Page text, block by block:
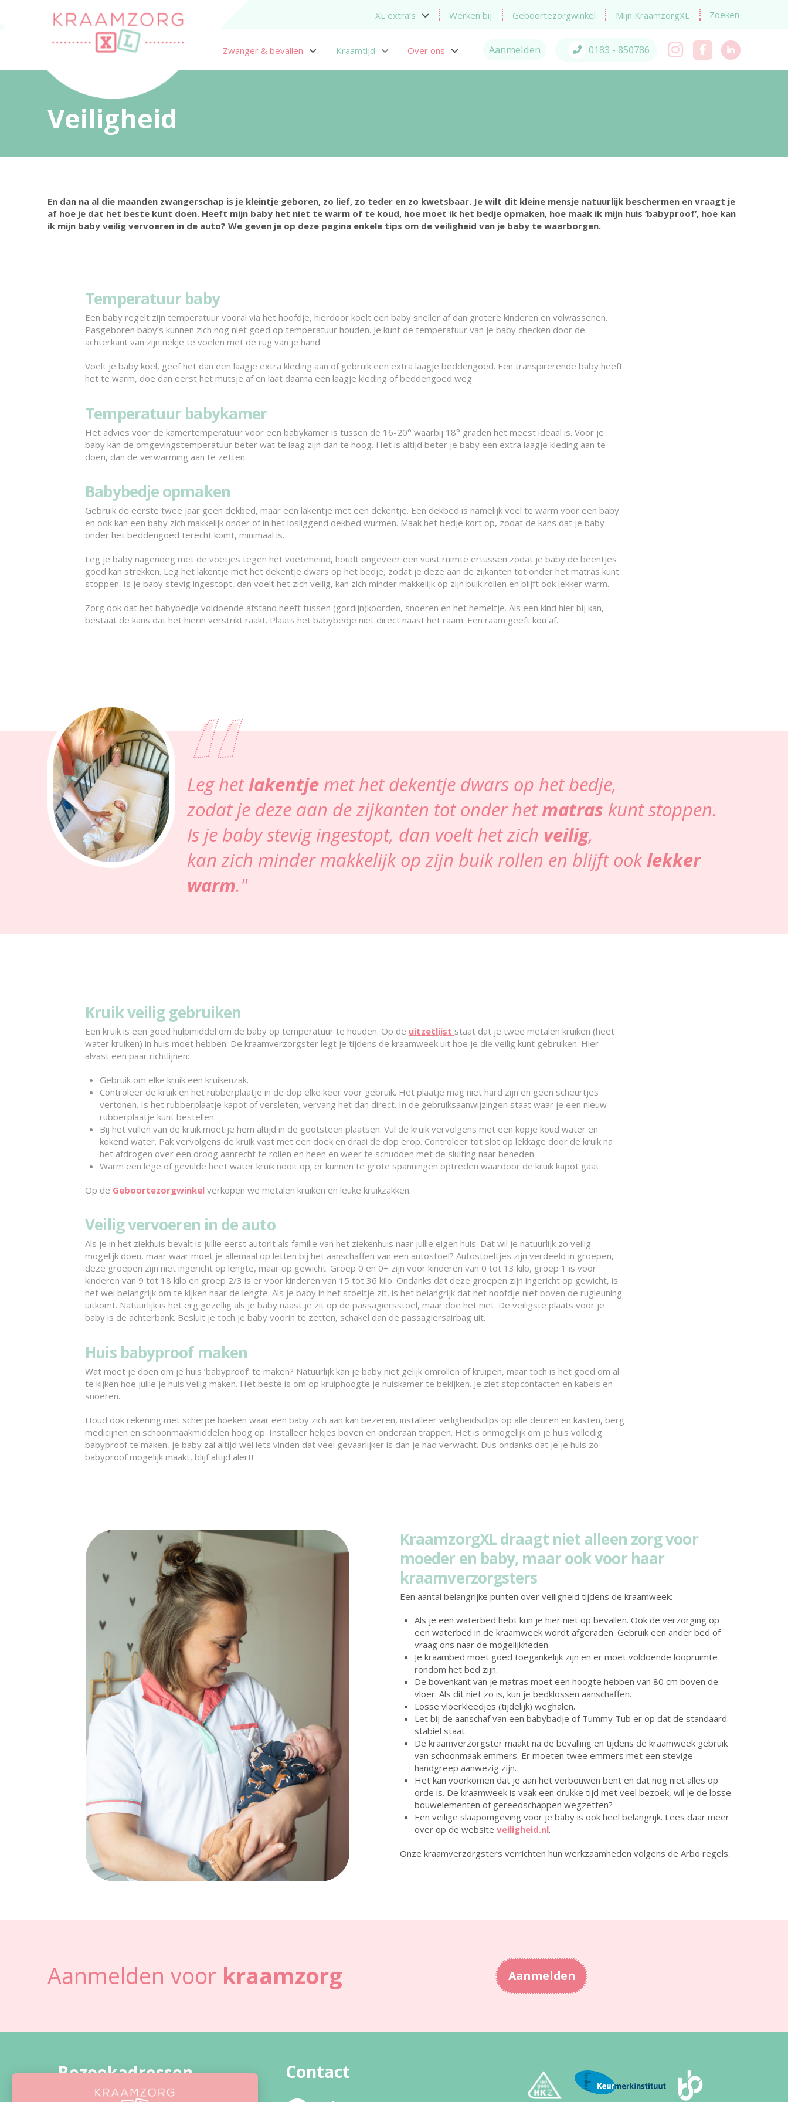
XL extra’s Werken bij Geboortezorgwinkel Mijn KraamzorgXL Zoeken
Zwanger & bevallen Kraamtijd Over ons Aanmelden 0183 - 850786
Veiligheid
En dan na al die maanden zwangerschap is je kleintje geboren, zo lief, zo teder en zo kwetsbaar. Je wilt dit kleine mensje natuurlijk beschermen en vraagt je
af hoe je dat het beste kunt doen. Heeft mijn baby het niet te warm of te koud, hoe moet ik het bedje opmaken, hoe maak ik mijn huis ‘babyproof’, hoe kan
ik mijn baby veilig vervoeren in de auto? We geven je op deze pagina enkele tips om de veiligheid van je baby te waarborgen.
Temperatuur baby
Een baby regelt zijn temperatuur vooral via het hoofdje, hierdoor koelt een baby sneller af dan grotere kinderen en volwassenen.
Pasgeboren baby’s kunnen zich nog niet goed op temperatuur houden. Je kunt de temperatuur van je baby checken door de
achterkant van zijn nekje te voelen met de rug van je hand.
Voelt je baby koel, geef het dan een laagje extra kleding aan of gebruik een extra laagje beddengoed. Een transpirerende baby heeft
het te warm, doe dan eerst het mutsje af en laat daarna een laagje kleding of beddengoed weg.
Temperatuur babykamer
Het advies voor de kamertemperatuur voor een babykamer is tussen de 16-20° waarbij 18° graden het meest ideaal is. Voor je
baby kan de omgevingstemperatuur beter wat te laag zijn dan te hoog. Het is altijd beter je baby een extra laagje kleding aan te
doen, dan de verwarming aan te zetten.
Babybedje opmaken
Gebruik de eerste twee jaar geen dekbed, maar een lakentje met een dekentje. Een dekbed is namelijk veel te warm voor een baby
en ook kan een baby zich makkelijk onder of in het losliggend dekbed wurmen. Maak het bedje kort op, zodat de kans dat je baby
onder het beddengoed terecht komt, minimaal is.
Leg je baby nagenoeg met de voetjes tegen het voeteneind, houdt ongeveer een vuist ruimte ertussen zodat je baby de beentjes
goed kan strekken. Leg het lakentje met het dekentje dwars op het bedje, zodat je deze aan de zijkanten tot onder het matras kunt
stoppen. Is je baby stevig ingestopt, dan voelt het zich veilig, kan zich minder makkelijk op zijn buik rollen en blijft ook lekker warm.
Zorg ook dat het babybedje voldoende afstand heeft tussen (gordijn)koorden, snoeren en het hemeltje. Als een kind hier bij kan,
bestaat de kans dat het hierin verstrikt raakt. Plaats het babybedje niet direct naast het raam. Een raam geeft kou af.
Leg hetlakentje met het dekentje dwars op het bedje,
zodat je deze aan de zijkanten tot onder hetmatras kunt stoppen.
Is je baby stevig ingestopt, dan voelt het zich veilig,
kan zich minder makkelijk op zijn buik rollen en blijft ooklekker
warm."
Kruik veilig gebruiken
Een kruik is een goed hulpmiddel om de baby op temperatuur te houden. Op de uitzetlijst staat dat je twee metalen kruiken (heet
water kruiken) in huis moet hebben. De kraamverzorgster legt je tijdens de kraamweek uit hoe je die veilig kunt gebruiken. Hier
alvast een paar richtlijnen:
Gebruik om elke kruik een kruikenzak.
Controleer de kruik en het rubberplaatje in de dop elke keer voor gebruik. Het plaatje mag niet hard zijn en geen scheurtjes
vertonen. Is het rubberplaatje kapot of versleten, vervang het dan direct. In de gebruiksaanwijzingen staat waar je een nieuw
rubberplaatje kunt bestellen.
Bij het vullen van de kruik moet je hem altijd in de gootsteen plaatsen. Vul de kruik vervolgens met een kopje koud water en
kokend water. Pak vervolgens de kruik vast met een doek en draai de dop erop. Controleer tot slot op lekkage door de kruik na
het afdrogen over een droog aanrecht te rollen en heen en weer te schudden met de sluiting naar beneden.
Warm een lege of gevulde heet water kruik nooit op; er kunnen te grote spanningen optreden waardoor de kruik kapot gaat.
Op de Geboortezorgwinkel verkopen we metalen kruiken en leuke kruikzakken.
Veilig vervoeren in de auto
Als je in het ziekhuis bevalt is jullie eerst autorit als familie van het ziekenhuis naar jullie eigen huis. Dat wil je natuurlijk zo veilig
mogelijk doen, maar waar moet je allemaal op letten bij het aanschaffen van een autostoel? Autostoeltjes zijn verdeeld in groepen,
deze groepen zijn niet ingericht op lengte, maar op gewicht. Groep 0 en 0+ zijn voor kinderen van 0 tot 13 kilo, groep 1 is voor
kinderen van 9 tot 18 kilo en groep 2/3 is er voor kinderen van 15 tot 36 kilo. Ondanks dat deze groepen zijn ingericht op gewicht, is
het wel belangrijk om te kijken naar de lengte. Als je baby in het stoeltje zit, is het belangrijk dat het hoofdje niet boven de rugleuning
uitkomt. Natuurlijk is het erg gezellig als je baby naast je zit op de passagiersstoel, maar doe het niet. De veiligste plaats voor je
baby is de achterbank. Besluit je toch je baby voorin te zetten, schakel dan de passagiersairbag uit.
Huis babyproof maken
Wat moet je doen om je huis ‘babyproof’ te maken? Natuurlijk kan je baby niet gelijk omrollen of kruipen, maar toch is het goed om al
te kijken hoe jullie je huis veilig maken. Het beste is om op kruiphoogte je huiskamer te bekijken. Je ziet stopcontacten en kabels en
snoeren.
Houd ook rekening met scherpe hoeken waar een baby zich aan kan bezeren, installeer veiligheidsclips op alle deuren en kasten, berg
medicijnen en schoonmaakmiddelen hoog op. Installeer hekjes boven en onderaan trappen. Het is onmogelijk om je huis volledig
babyproof te maken, je baby zal altijd wel iets vinden dat veel gevaarlijker is dan je had verwacht. Dus ondanks dat je je huis zo
babyproof mogelijk maakt, blijf altijd alert!
KraamzorgXL draagt niet alleen zorg voor
moeder en baby, maar ook voor haar
kraamverzorgsters
Een aantal belangrijke punten over veiligheid tijdens de kraamweek:
Als je een waterbed hebt kun je hier niet op bevallen. Ook de verzorging op
een waterbed in de kraamweek wordt afgeraden. Gebruik een ander bed of
vraag ons naar de mogelijkheden.
Je kraambed moet goed toegankelijk zijn en er moet voldoende loopruimte
rondom het bed zijn.
De bovenkant van je matras moet een hoogte hebben van 80 cm boven de
vloer. Als dit niet zo is, kun je bedklossen aanschaffen.
Losse vloerkleedjes (tijdelijk) weghalen.
Let bij de aanschaf van een babybadje of Tummy Tub er op dat de standaard
stabiel staat.
De kraamverzorgster maakt na de bevalling en tijdens de kraamweek gebruik
van schoonmaak emmers. Er moeten twee emmers met een stevige
handgreep aanwezig zijn.
Het kan voorkomen dat je aan het verbouwen bent en dat nog niet alles op
orde is. De kraamweek is vaak een drukke tijd met veel bezoek, wil je de losse
bouwelementen of gereedschappen wegzetten?
Een veilige slaapomgeving voor je baby is ook heel belangrijk. Lees daar meer
over op de website veiligheid.nl.
Onze kraamverzorgsters verrichten hun werkzaamheden volgens de Arbo regels.
Aanmelden voor kraamzorg Aanmelden
Bezoekadressen
Gorinchem (hoofdkantoor)
Contact